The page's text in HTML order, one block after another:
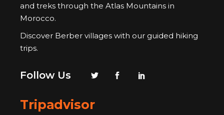
and treks through the Atlas Mountains in
Morocco.
Discover Berber villages with our guided hiking
trips.
Follow Us
Tripadvisor